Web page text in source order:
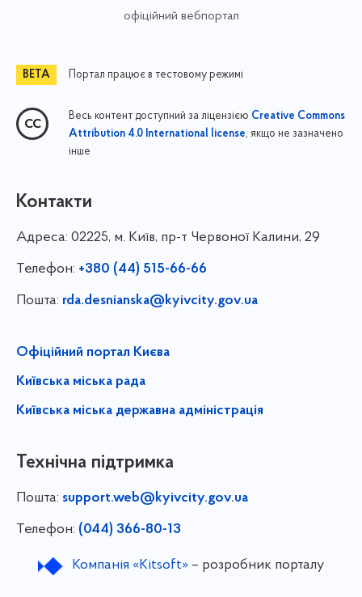
офіційний вебпортал
Портал працює в тестовому режимі
Весь контент доступний за ліцензією Creative Commons
Attribution 4.0 International license, якщо не зазначено
інше
Контакти
Адреса: 02225, м. Київ, пр-т Червоної Калини, 29
Телефон: +380 (44) 515-66-66
Пошта: rda.desnianska@kyivcity.gov.ua
Офіційний портал Києва
Київська міська рада
Київська міська державна адміністрація
Технічна підтримка
Пошта: support.web@kyivcity.gov.ua
Телефон: (044) 366-80-13
Компанія «Kitsoft»– розробник порталу